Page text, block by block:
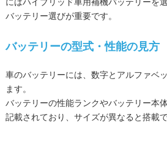
バッテリー選びが重要です。
バッテリーの型式・性能の見方
車のバッテリーには、数字とアルファベ
ます。
バッテリーの性能ランクやバッテリー本
記載されており、サイズが異なると搭載